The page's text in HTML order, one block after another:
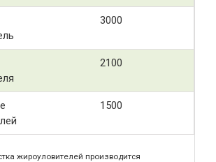
3000
2100
1500
жироуловителей производится